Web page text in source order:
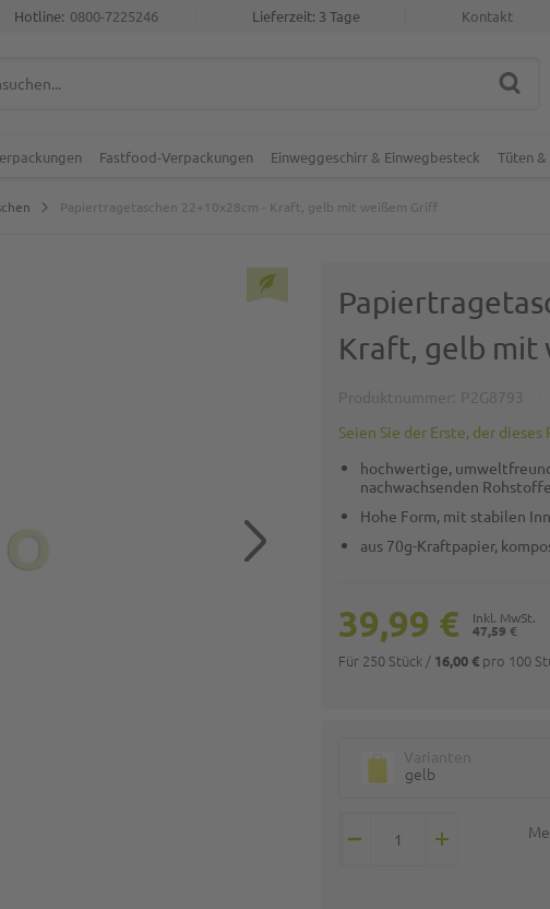
Kontakt
Lieferzeit: 3 Tage
Hotline: 0800-7225246
SucheSUCHE
Fastfood-Verpackungen Einweggeschirr & Einwegbesteck Tüten &
Papiertragetaschen 22+10x28cm - Kraft, gelb mit weißem Griff
Kraft, gelb mit
Seien Sie der Erste, der
hochwertige,
nachwachsenden
Hohe Form, mit stabilen
aus 70g-Kraftpapier,
47,59 €
39,99 €
Für 250 Stück / 16,00 € pro 100
gelb